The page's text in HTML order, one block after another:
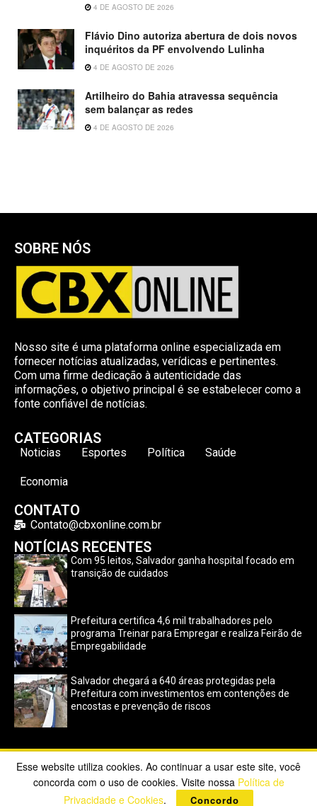
4 DE AGOSTO DE 2026
Flávio Dino autoriza abertura de dois novos
inquéritos da PF envolvendo Lulinha
4 DE AGOSTO DE 2026
Artilheiro do Bahia atravessa sequência
sem balançar as redes
4 DE AGOSTO DE 2026
SOBRE NÓS
Nosso site é uma plataforma online especializada em
fornecer notícias atualizadas, verídicas e pertinentes.
Com uma firme dedicação à autenticidade das
informações, o objetivo principal é se estabelecer como a
fonte confiável de notícias.
CATEGORIAS
Noticias Esportes Política Saúde
Economia
CONTATO
Contato@cbxonline.com.br
NOTÍCIAS RECENTES
Com 95 leitos, Salvador ganha hospital focado em
transição de cuidados
Prefeitura certifica 4,6 mil trabalhadores pelo
programa Treinar para Empregar e realiza Feirão de
Empregabilidade
Salvador chegará a 640 áreas protegidas pela
Prefeitura com investimentos em contenções de
encostas e prevenção de riscos
Copyright ©2023 CBX Online. Todos os direitos reservados |
Desenvolvido porPoppy Sites.
Esse website utiliza cookies. Ao continuar a usar este site, você
concorda com o uso de cookies. Visite nossa Política de
Privacidade e Cookies. Concordo